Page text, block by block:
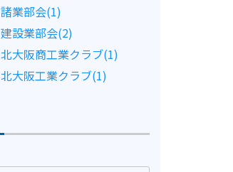
諸業部会(1)
建設業部会(2)
北大阪商工業クラブ(1)
北大阪工業クラブ(1)